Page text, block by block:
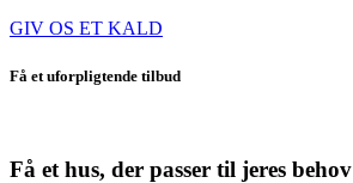
GIV OS ET KALD
Få et uforpligtende tilbud
Få et hus, der passer til jeres behov